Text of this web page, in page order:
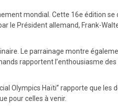
mondial. Cette 16e édition
le Président allemand, Frank-
Le parrainage montre
rapportent l’enthousiasme
Olympics Haïti’’ rapporte que
pour celles à venir.